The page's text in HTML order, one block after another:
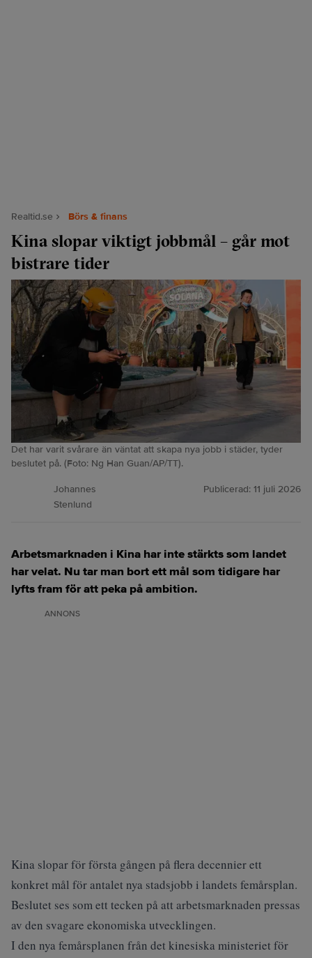
Realtid.se Börs & finans
Kina slopar viktigt jobbmål – går mot
bistrare tider
Det har varit svårare än väntat att skapa nya jobb i städer, tyder
beslutet på. (Foto: Ng Han Guan/AP/TT).
Johannes
Stenlund
Publicerad: 11 juli 2026
Arbetsmarknaden i Kina har inte stärkts som landet
har velat. Nu tar man bort ett mål som tidigare har
lyfts fram för att peka på ambition.
ANNONS
Kina slopar för första gången på flera decennier ett
konkret mål för antalet nya stadsjobb i landets femårsplan.
Beslutet ses som ett tecken på att arbetsmarknaden pressas
av den svagare ekonomiska utvecklingen.
I den nya femårsplanen från det kinesiska ministeriet för